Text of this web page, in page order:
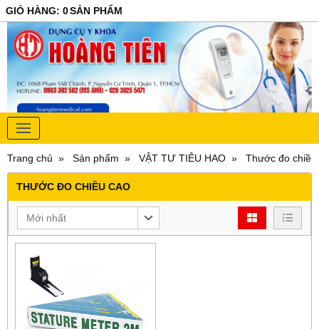
GIỎ HÀNG: 0SẢN PHẨM
Trang chủ Sản phẩm VẬT TƯ TIÊU HAO Thước đo chiều
THƯỚC ĐO CHIỀU CAO
Mới nhất